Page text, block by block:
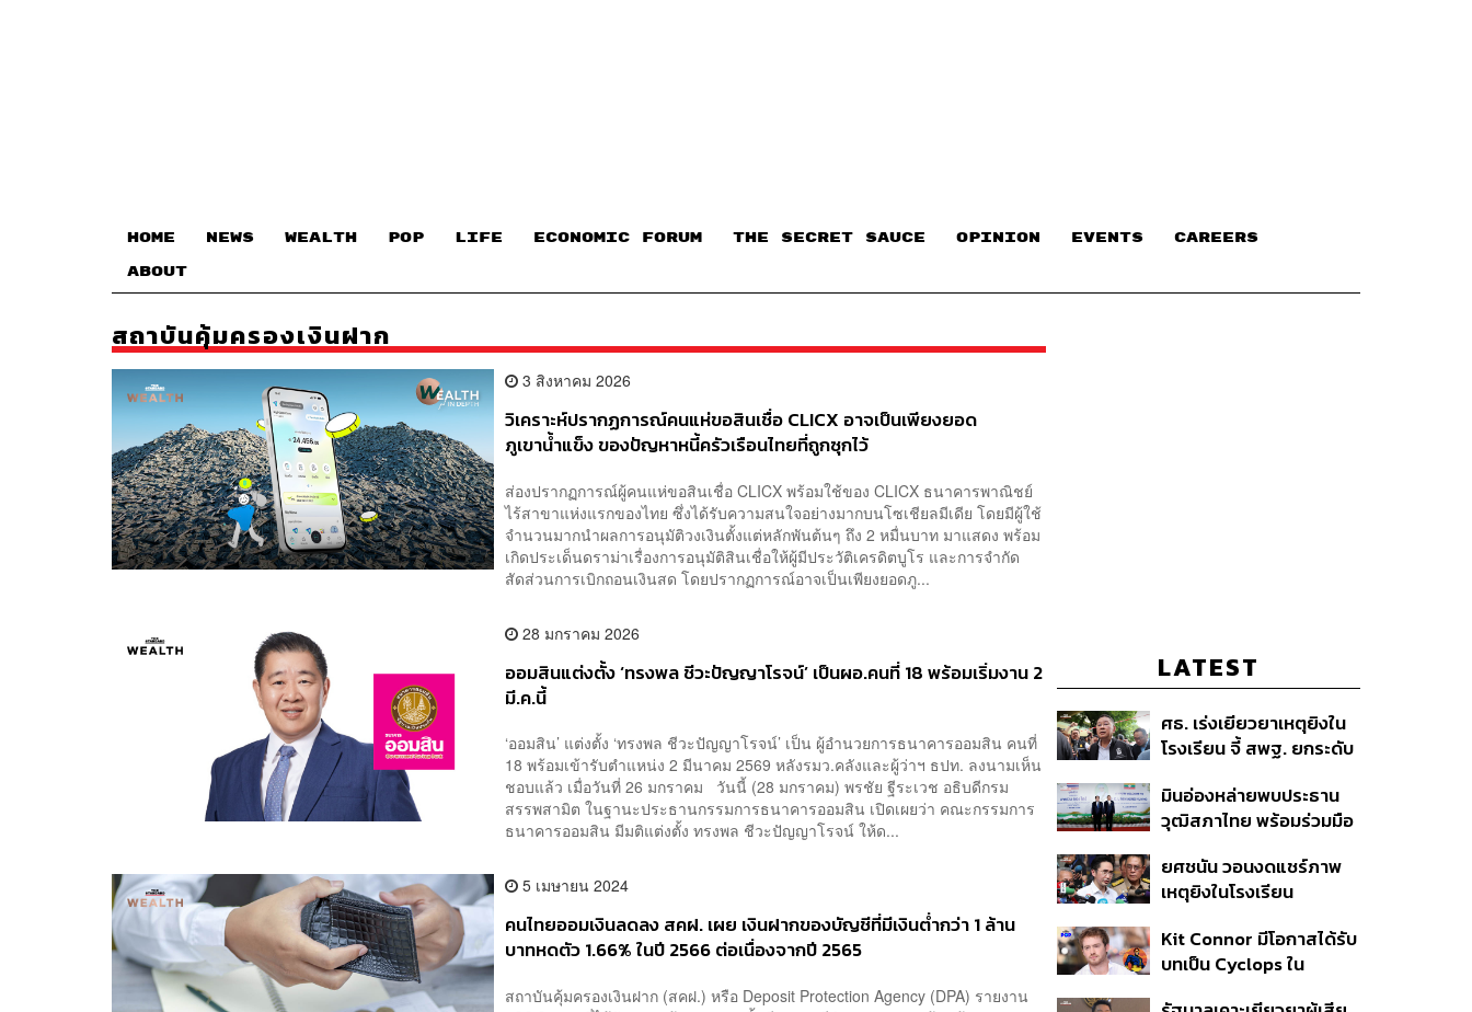
HOME NEWS WEALTH POP LIFE ECONOMIC FORUM THE SECRET SAUCE​ OPINION EVENTS CAREERS
ABOUT
สถาบันคุ้มครองเงินฝาก
3 สิงหาคม 2026
วิเคราะห์ปรากฏการณ์คนแห่ขอสินเชื่อ CLICX อาจเป็นเพียงยอด
ภูเขาน้ำแข็ง ของปัญหาหนี้ครัวเรือนไทยที่ถูกซุกไว้
ส่องปรากฏการณ์ผู้คนแห่ขอสินเชื่อ CLICX พร้อมใช้ของ CLICX ธนาคารพาณิชย์
ไร้สาขาแห่งแรกของไทย ซึ่งได้รับความสนใจอย่างมากบนโซเชียลมีเดีย โดยมีผู้ใช้
จำนวนมากนำผลการอนุมัติวงเงินตั้งแต่หลักพันต้นๆ ถึง 2 หมื่นบาท มาแสดง พร้อม
เกิดประเด็นดราม่าเรื่องการอนุมัติสินเชื่อให้ผู้มีประวัติเครดิตบูโร และการจำกัด
สัดส่วนการเบิกถอนเงินสด โดยปรากฏการณ์อาจเป็นเพียงยอดภู...
28 มกราคม 2026
ออมสินแต่งตั้ง ‘ทรงพล ชีวะปัญญาโรจน์’ เป็นผอ.คนที่ 18 พร้อมเริ่มงาน 2
มี.ค.นี้
‘ออมสิน’ แต่งตั้ง ‘ทรงพล ชีวะปัญญาโรจน์’ เป็น ผู้อำนวยการธนาคารออมสิน คนที่
18 พร้อมเข้ารับตำแหน่ง 2 มีนาคม 2569 หลังรมว.คลังและผู้ว่าฯ ธปท. ลงนามเห็น
ชอบแล้ว เมื่อวันที่ 26 มกราคม วันนี้ (28 มกราคม) พรชัย ฐีระเวช อธิบดีกรม
สรรพสามิต ในฐานะประธานกรรมการธนาคารออมสิน เปิดเผยว่า คณะกรรมการ
ธนาคารออมสิน มีมติแต่งตั้ง ทรงพล ชีวะปัญญาโรจน์ ให้ด...
5 เมษายน 2024
คนไทยออมเงินลดลง สคฝ. เผย เงินฝากของบัญชีที่มีเงินต่ำกว่า 1 ล้าน
บาทหดตัว 1.66% ในปี 2566 ต่อเนื่องจากปี 2565
สถาบันคุ้มครองเงินฝาก (สคฝ.) หรือ Deposit Protection Agency (DPA) รายงาน
LATEST
ศธ. เร่งเยียวยาเหตุยิงใน
โรงเรียน จี้ สพฐ. ยกระดับ
ผบ.ตร. สั่งเช็กประวัติผู้ก่อ
เหตุ หลังพบยิงจุดตาย
มินอ่องหล่ายพบประธาน
วุฒิสภาไทย พร้อมร่วมมือ
ข้ามแดน-สารพิษในแม่น้ำ
ยศชนัน วอนงดแชร์ภาพ
เหตุยิงในโรงเรียน
เรียนชั่วคราว-เร่งเยียวยา
จิตใจ
Kit Connor มีโอกาสได้รับ
บทเป็น Cyclops ใน